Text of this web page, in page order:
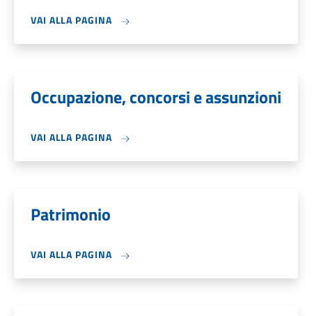
VAI ALLA PAGINA
Occupazione, concorsi e assunzioni
VAI ALLA PAGINA
Patrimonio
VAI ALLA PAGINA